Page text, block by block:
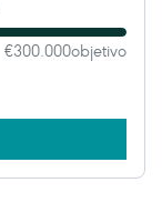
€300.000objetivo